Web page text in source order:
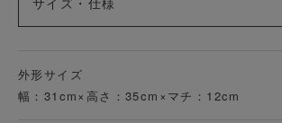
外形サイズ
幅：31cm×高さ：35cm×マチ：12cm